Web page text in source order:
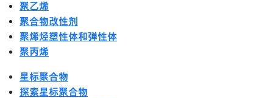
聚乙烯
聚合物改性剂
聚烯烃塑性体和弹性体
聚丙烯
星标聚合物
探索星标聚合物